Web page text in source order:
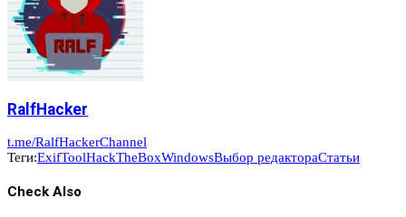
RalfHacker
t.me/RalfHackerChannel
Теги:ExifToolHackTheBoxWindowsВыбор редактораСтатьи
Check Also